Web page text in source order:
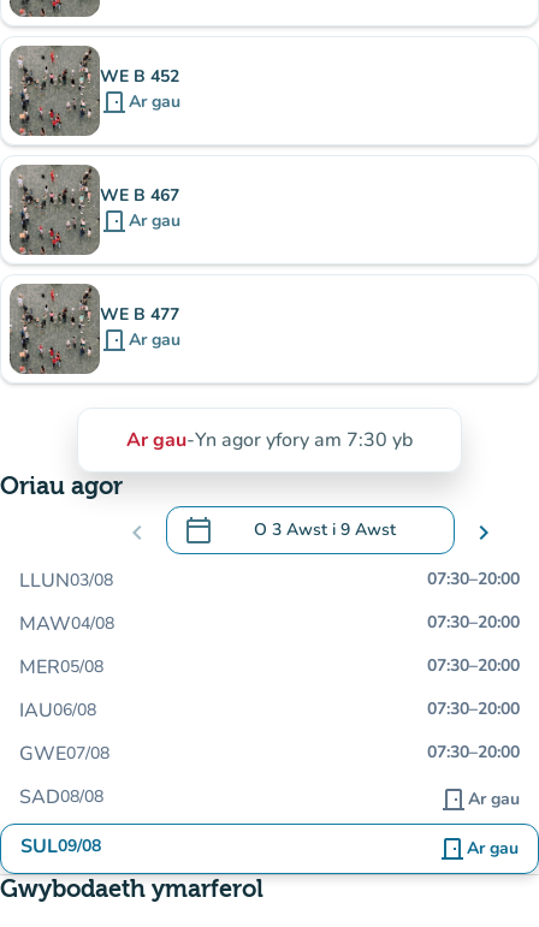
WE B 452
door_front Ar gau
WE B 467
door_front Ar gau
WE B 477
door_front Ar gau
Ar gau-Yn agor yfory am 7:30 yb
Oriau agor
chevron_left calendar_today O 3 Awst i 9 Awst
.Agor y calendr i newid dyddiadau chevron_right
LLUN03/08 07:30–20:00
MAW04/08 07:30–20:00
MER05/08 07:30–20:00
IAU06/08 07:30–20:00
GWE07/08 07:30–20:00
SAD08/08 door_front Ar gau
SUL09/08 door_front Ar gau
Gwybodaeth ymarferol